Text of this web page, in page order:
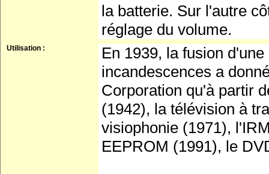
la batterie. Sur l'autre
réglage du volume.
Utilisation :
En 1939, la fusion
incandescences a
Corporation qu'à partir
(1942), la télévision à
visiophonie (1971),
EEPROM (1991), le